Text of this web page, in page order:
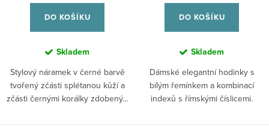
DO KOŠÍKU
Skladem
Stylový náramek v černé barvě
tvořený zčásti splétanou kůží a
zčásti černými korálky zdobený...
DO KOŠÍKU
Skladem
Dámské elegantní hodinky s
bílým řemínkem a kombinací
indexů s římskými číslicemi.